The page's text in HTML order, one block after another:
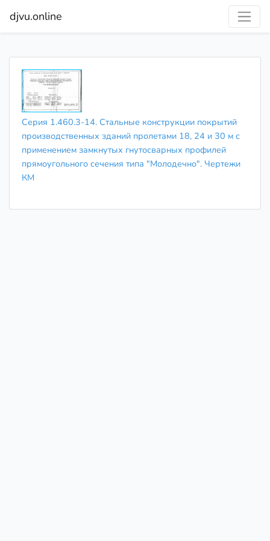
djvu.online
Серия 1.460.3-14. Стальные конструкции покрытий
производственных зданий пролетами 18, 24 и 30 м с
применением замкнутых гнутосварных профилей
прямоугольного сечения типа "Молодечно". Чертежи
КМ